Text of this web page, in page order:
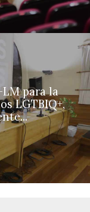
para la
LGTBIQ+,